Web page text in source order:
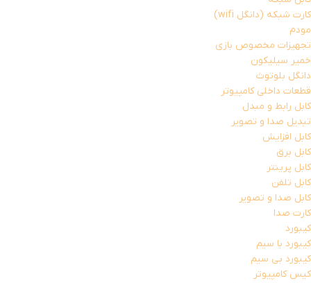
کارت شبکه (دانگل wifi)
مودم
تجهیزات مخصوص بازی
خمیر سیلیکون
دانگل بلوتوث
قطعات داخلی کامپیوتر
کابل رابط و مبدل
تبدیل صدا و تصویر
کابل افزایش
کابل برق
کابل پرینتر
کابل تلفن
کابل صدا و تصویر
کارت صدا
کیبورد
کیبورد با سیم
کیبورد بی سیم
کیس کامپیوتر